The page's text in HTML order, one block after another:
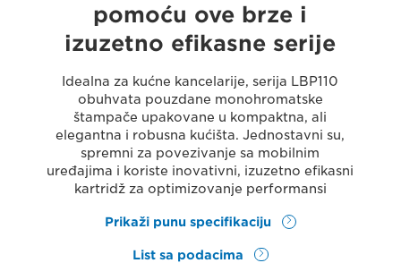
pomoću ove brze i
izuzetno efikasne serije
Idealna za kućne kancelarije, serija LBP110
obuhvata pouzdane monohromatske
štampače upakovane u kompaktna, ali
elegantna i robusna kućišta. Jednostavni su,
spremni za povezivanje sa mobilnim
uređajima i koriste inovativni, izuzetno efikasni
kartridž za optimizovanje performansi
Prikaži punu specifikaciju
List sa podacima